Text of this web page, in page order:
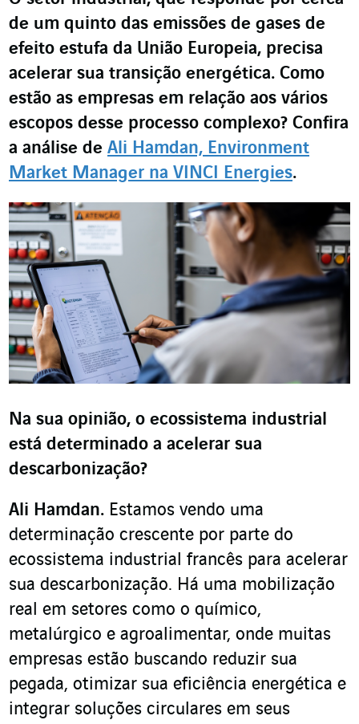
de um quinto das emissões de gases de
efeito estufa da União Europeia, precisa
acelerar sua transição energética. Como
estão as empresas em relação aos vários
escopos desse processo complexo? Confira
a análise de Ali Hamdan, Environment
Market Manager na VINCI Energies.
Na sua opinião, o ecossistema industrial
está determinado a acelerar sua
descarbonização?
Ali Hamdan. Estamos vendo uma
determinação crescente por parte do
ecossistema industrial francês para acelerar
sua descarbonização. Há uma mobilização
real em setores como o químico,
metalúrgico e agroalimentar, onde muitas
empresas estão buscando reduzir sua
pegada, otimizar sua eficiência energética e
integrar soluções circulares em seus